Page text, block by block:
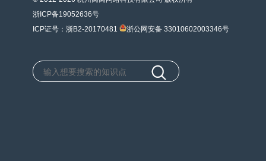
浙ICP备19052636号
ICP证号：浙B2-20170481
浙公网安备 33010602003346号